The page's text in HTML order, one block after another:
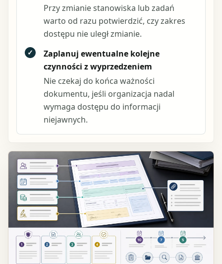
Przy zmianie stanowiska lub zadań
warto od razu potwierdzić, czy zakres
dostępu nie uległ zmianie.
✓
Zaplanuj ewentualne kolejne
czynności z wyprzedzeniem
Nie czekaj do końca ważności
dokumentu, jeśli organizacja nadal
wymaga dostępu do informacji
niejawnych.